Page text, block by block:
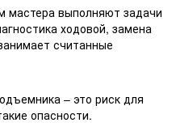
выполняют задачи
ходовой, замена
считанные
– это риск для
опасности.